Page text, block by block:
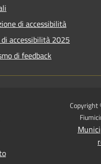
di accessibilità
accessibilità 2025
di feedback
Copyright